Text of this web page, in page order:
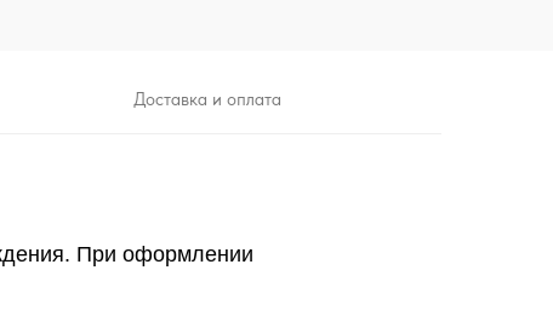
Доставка и оплата
При оформлении